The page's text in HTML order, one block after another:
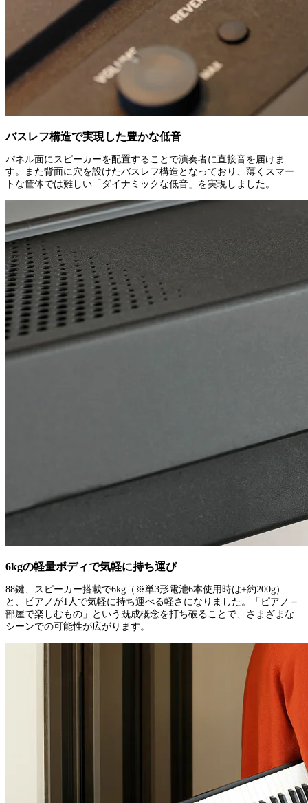
バスレフ構造で実現した豊かな低音
パネル面にスピーカーを配置することで演奏者に直接音を届けま
す。また背面に穴を設けたバスレフ構造となっており、薄くスマー
トな筐体では難しい「ダイナミックな低音」を実現しました。
6kgの軽量ボディで気軽に持ち運び
88鍵、スピーカー搭載で6kg（※単3形電池6本使用時は+約200g）
と、ピアノが1人で気軽に持ち運べる軽さになりました。「ピアノ＝
部屋で楽しむもの」という既成概念を打ち破ることで、さまざまな
シーンでの可能性が広がります。